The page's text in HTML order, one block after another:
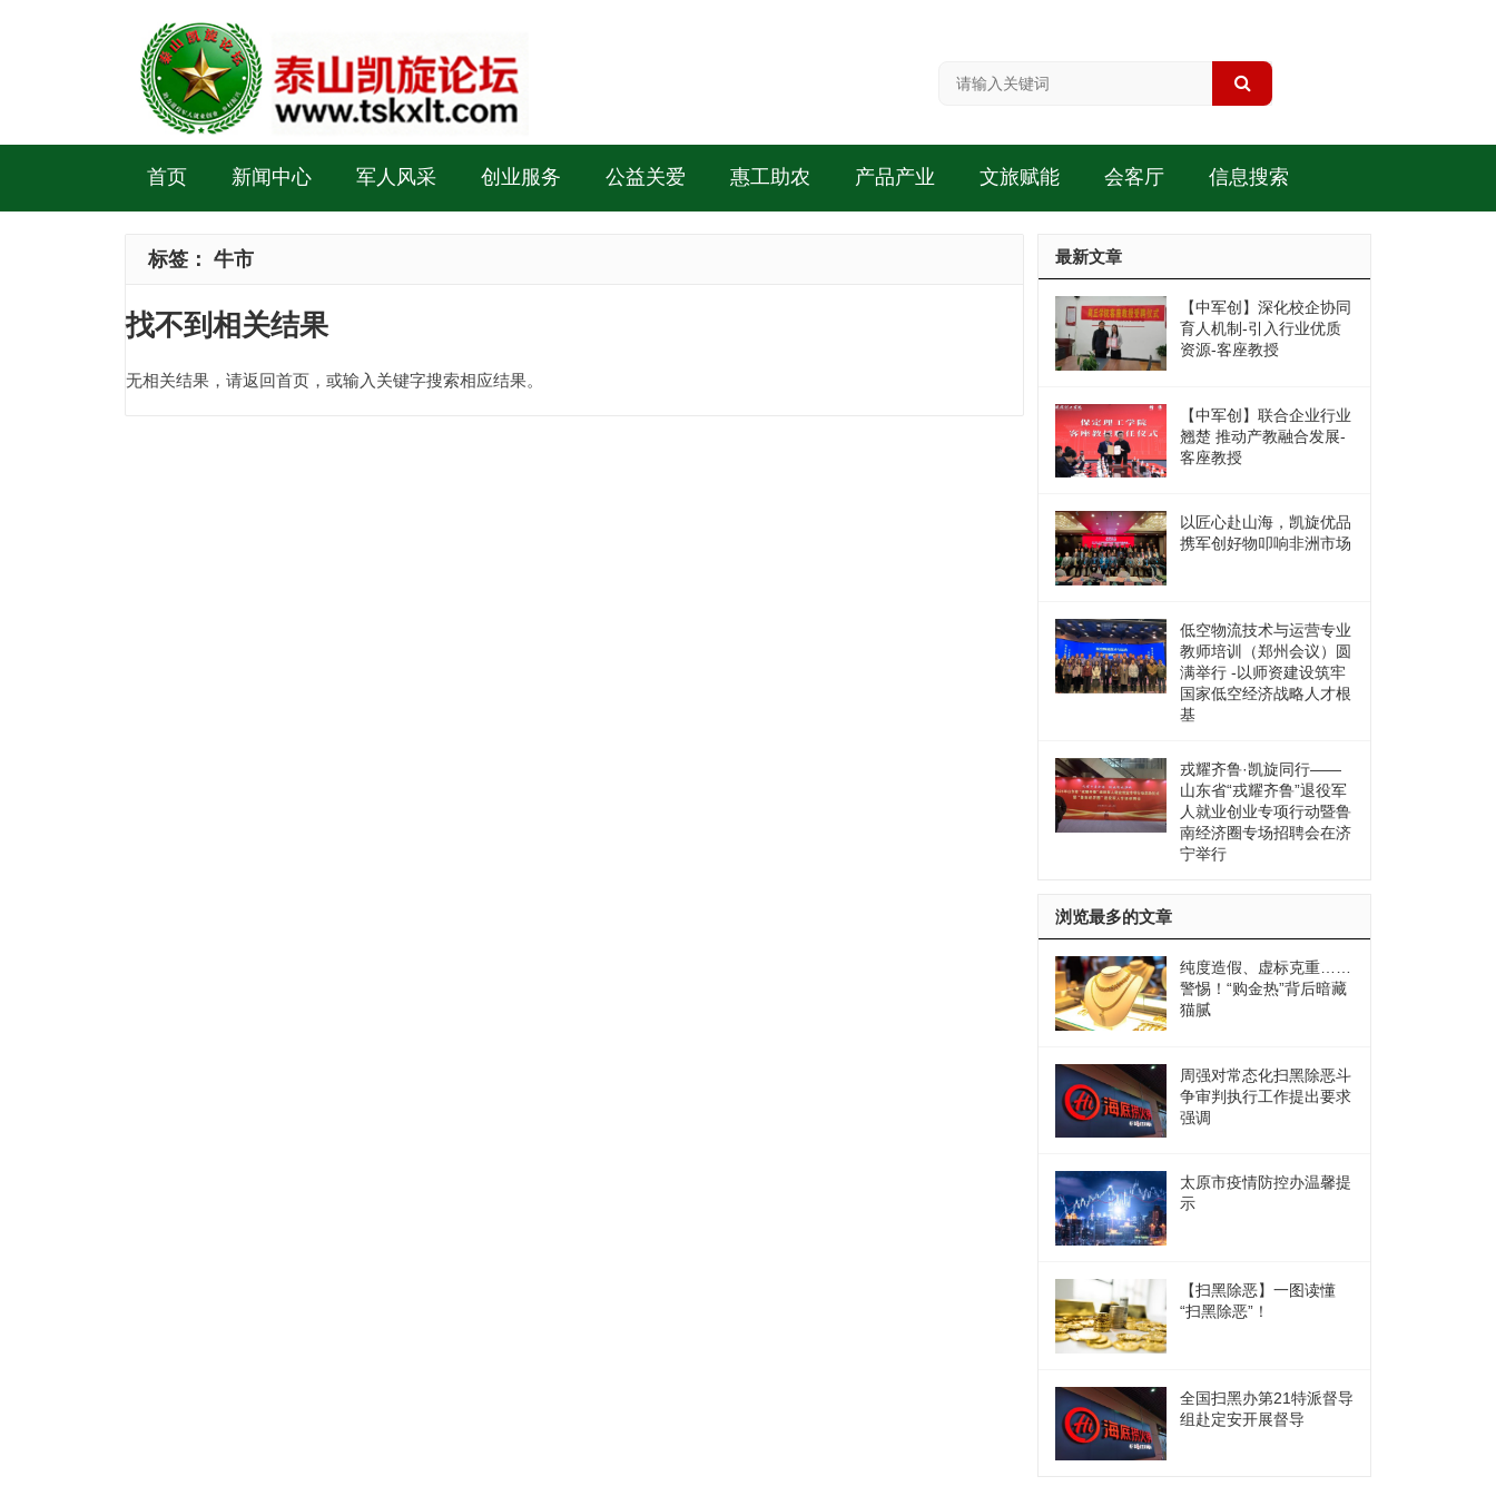
首页 新闻中心 军人风采 创业服务 公益关爱 惠工助农 产品产业 文旅赋能 会客厅 信息搜索
标签： 牛市
找不到相关结果
无相关结果，请返回首页，或输入关键字搜索相应结果。
最新文章
【中军创】深化校企协同
育人机制-引入行业优质
资源-客座教授
【中军创】联合企业行业
翘楚 推动产教融合发展-
客座教授
以匠心赴山海，凯旋优品
携军创好物叩响非洲市场
低空物流技术与运营专业
教师培训（郑州会议）圆
满举行 -以师资建设筑牢
国家低空经济战略人才根
基
戎耀齐鲁·凯旋同行——
山东省“戎耀齐鲁”退役军
人就业创业专项行动暨鲁
南经济圈专场招聘会在济
宁举行
浏览最多的文章
纯度造假、虚标克重……
警惕！“购金热”背后暗藏
猫腻
周强对常态化扫黑除恶斗
争审判执行工作提出要求
强调
太原市疫情防控办温馨提
示
【扫黑除恶】一图读懂
“扫黑除恶”！
全国扫黑办第21特派督导
组赴定安开展督导